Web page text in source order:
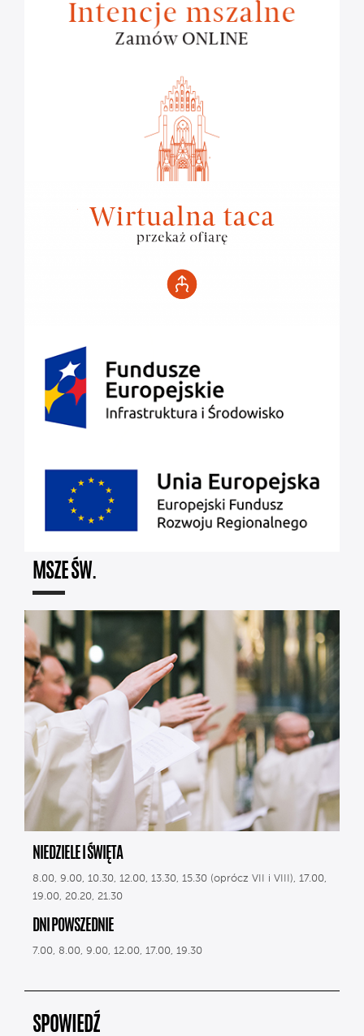
MSZE ŚW.
NIEDZIELE I ŚWIĘTA
8.00, 9.00, 10.30, 12.00, 13.30, 15.30 (oprócz VII i VIII), 17.00,
19.00, 20.20, 21.30
DNI POWSZEDNIE
7.00, 8.00, 9.00, 12.00, 17.00, 19.30
SPOWIEDŹ